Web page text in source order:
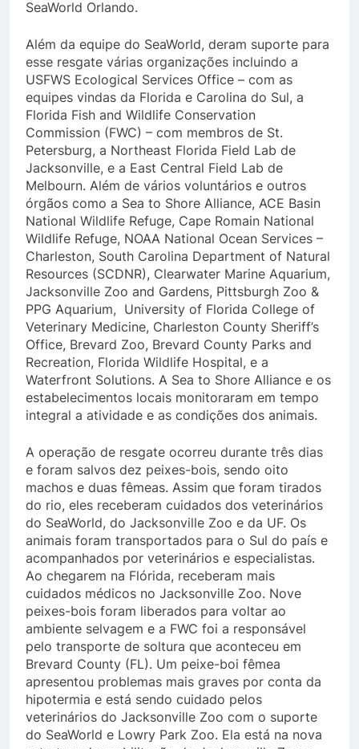
SeaWorld Orlando.
Além da equipe do SeaWorld, deram suporte para
esse resgate várias organizações incluindo a
USFWS Ecological Services Office – com as
equipes vindas da Florida e Carolina do Sul, a
Florida Fish and Wildlife Conservation
Commission (FWC) – com membros de St.
Petersburg, a Northeast Florida Field Lab de
Jacksonville, e a East Central Field Lab de
Melbourn. Além de vários voluntários e outros
órgãos como a Sea to Shore Alliance, ACE Basin
National Wildlife Refuge, Cape Romain National
Wildlife Refuge, NOAA National Ocean Services –
Charleston, South Carolina Department of Natural
Resources (SCDNR), Clearwater Marine Aquarium,
Jacksonville Zoo and Gardens, Pittsburgh Zoo &
PPG Aquarium, University of Florida College of
Veterinary Medicine, Charleston County Sheriff’s
Office, Brevard Zoo, Brevard County Parks and
Recreation, Florida Wildlife Hospital, e a
Waterfront Solutions. A Sea to Shore Alliance e os
estabelecimentos locais monitoraram em tempo
integral a atividade e as condições dos animais.
A operação de resgate ocorreu durante três dias
e foram salvos dez peixes-bois, sendo oito
machos e duas fêmeas. Assim que foram tirados
do rio, eles receberam cuidados dos veterinários
do SeaWorld, do Jacksonville Zoo e da UF. Os
animais foram transportados para o Sul do país e
acompanhados por veterinários e especialistas.
Ao chegarem na Flórida, receberam mais
cuidados médicos no Jacksonville Zoo. Nove
peixes-bois foram liberados para voltar ao
ambiente selvagem e a FWC foi a responsável
pelo transporte de soltura que aconteceu em
Brevard County (FL). Um peixe-boi fêmea
apresentou problemas mais graves por conta da
hipotermia e está sendo cuidado pelos
veterinários do Jacksonville Zoo com o suporte
do SeaWorld e Lowry Park Zoo. Ela está na nova